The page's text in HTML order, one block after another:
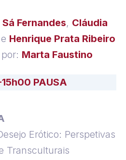
Fernandes, Cláudia
e Henrique Prata Ribeiro
Marta Faustino
PAUSA
Erótico: Perspetivas
Transculturais